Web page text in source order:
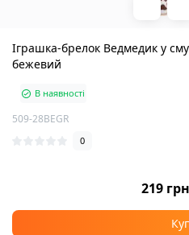
Іграшка-брелок Ведмедик у
бежевий
В наявності
509-28BEGR
0
219